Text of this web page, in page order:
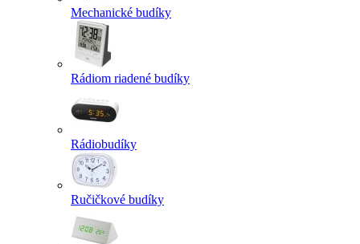
Mechanické budíky
Rádiom riadené budíky
Rádiobudíky
Ručičkové budíky